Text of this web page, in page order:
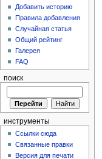
Добавить историю
Правила добавления
Случайная статья
Общий рейтинг
Галерея
FAQ
поиск
инструменты
Ссылки сюда
Связанные правки
Версия для печати